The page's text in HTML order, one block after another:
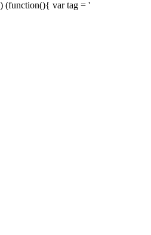
) (function(){ var tag = '